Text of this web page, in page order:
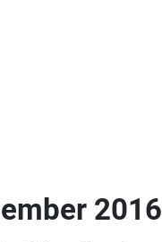
2016